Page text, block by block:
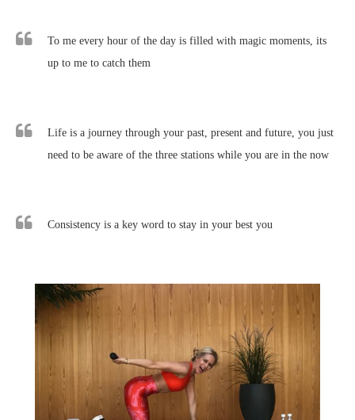
To me every hour of the day is filled with magic moments, its
up to me to catch them
Life is a journey through your past, present and future, you just
need to be aware of the three stations while you are in the now
Consistency is a key word to stay in your best you